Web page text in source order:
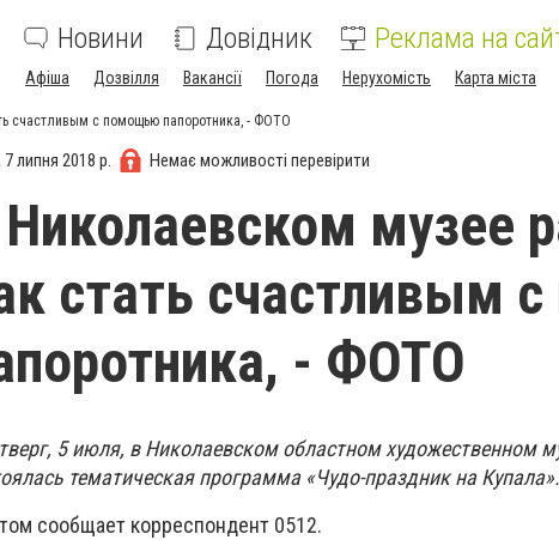
Новини Довідник Реклама на
Афіша Дозвілля Вакансії Погода Нерухомість Карта міста
счастливым с помощью папоротника, - ФОТО
липня 2018 р. Немає можливості перевірити
музее
стать счастливым
- ФОТО
5 июля, в Николаевском областном художественном
тематическая программа «Чудо-праздник на Купала».
сообщает корреспондент 0512.